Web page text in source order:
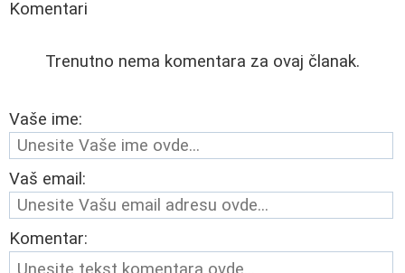
Komentari
Trenutno nema komentara za ovaj članak.
Vaše ime:
Vaš email:
Komentar: